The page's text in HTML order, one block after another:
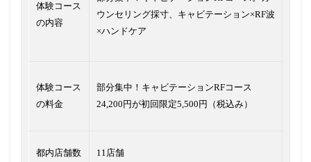
体験コース
の内容
ウンセリング採寸、キャビテーション×RF波
×ハンドケア
体験コース
の料金
部分集中！キャビテーションRFコース
24,200円が初回限定5,500円（税込み）
都内店舗数 11店舗